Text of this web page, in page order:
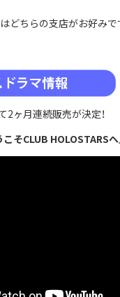
どちらの支店がお好みで
2ヶ月連続販売が決定！
そCLUB HOLOSTARSへ